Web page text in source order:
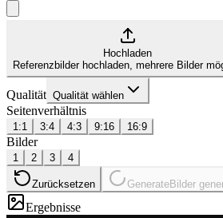
Hochladen
Referenzbilder hochladen, mehrere Bilder
Qualität Qualität wählen
Seitenverhältnis
1:1 3:4 4:3 9:16 16:9
Bilder
1 2 3 4
Zurücksetzen GenerateBilder
Ergebnisse